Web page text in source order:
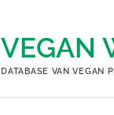
VEGAN
DATABASE VAN VEGAN